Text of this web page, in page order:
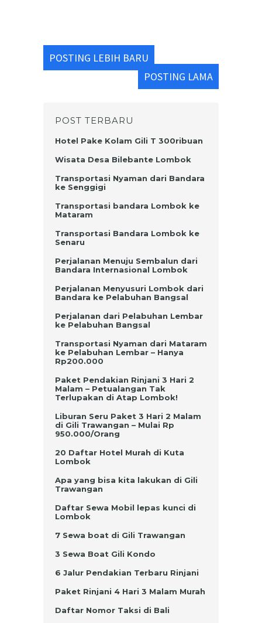
POSTING LEBIH BARU
POSTING LAMA
POST TERBARU
Hotel Pake Kolam Gili T 300ribuan
Wisata Desa Bilebante Lombok
Transportasi Nyaman dari Bandara
ke Senggigi
Transportasi bandara Lombok ke
Mataram
Transportasi Bandara Lombok ke
Senaru
Perjalanan Menuju Sembalun dari
Bandara Internasional Lombok
Perjalanan Menyusuri Lombok dari
Bandara ke Pelabuhan Bangsal
Perjalanan dari Pelabuhan Lembar
ke Pelabuhan Bangsal
Transportasi Nyaman dari Mataram
ke Pelabuhan Lembar – Hanya
Rp200.000
Paket Pendakian Rinjani 3 Hari 2
Malam – Petualangan Tak
Terlupakan di Atap Lombok!
Liburan Seru Paket 3 Hari 2 Malam
di Gili Trawangan – Mulai Rp
950.000/Orang
20 Daftar Hotel Murah di Kuta
Lombok
Apa yang bisa kita lakukan di Gili
Trawangan
Daftar Sewa Mobil lepas kunci di
Lombok
7 Sewa boat di Gili Trawangan
3 Sewa Boat Gili Kondo
6 Jalur Pendakian Terbaru Rinjani
Paket Rinjani 4 Hari 3 Malam Murah
Daftar Nomor Taksi di Bali